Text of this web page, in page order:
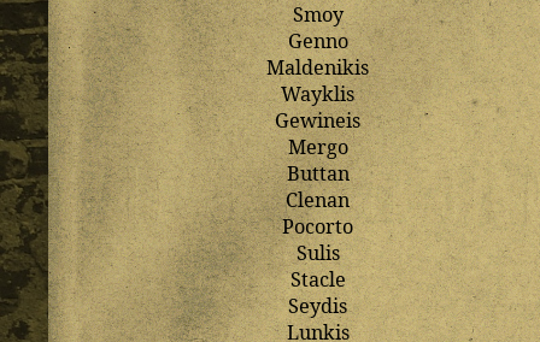
Smoy
Genno
Maldenikis
Wayklis
Gewineis
Mergo
Buttan
Clenan
Pocorto
Sulis
Stacle
Seydis
Lunkis